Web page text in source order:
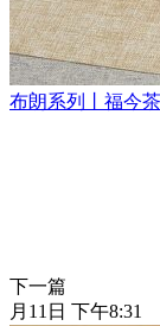
布朗系列丨福今
下一篇
月11日 下午8:31